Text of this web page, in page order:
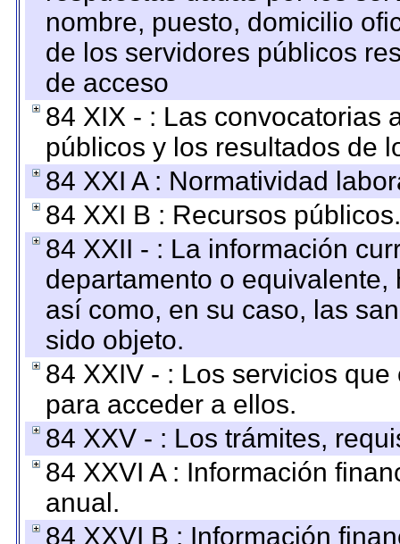
nombre, puesto, domicilio
de los servidores públicos
de acceso
84 XIX - : Las convocatorias
públicos y los resultados de
84 XXI A : Normatividad
84 XXI B : Recursos públicos.
84 XXII - : La información
departamento o
así como, en su caso, las
sido objeto.
84 XXIV - : Los servicios
para acceder a ellos.
84 XXV - : Los trámites,
84 XXVI A : Información
anual.
84 XXVI B : Información